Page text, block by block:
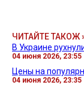
ЧИТАЙТЕ ТАКОЖ
В Украине
04 июня 2026, 23:55
Цены на
04 июня 2026, 23:35